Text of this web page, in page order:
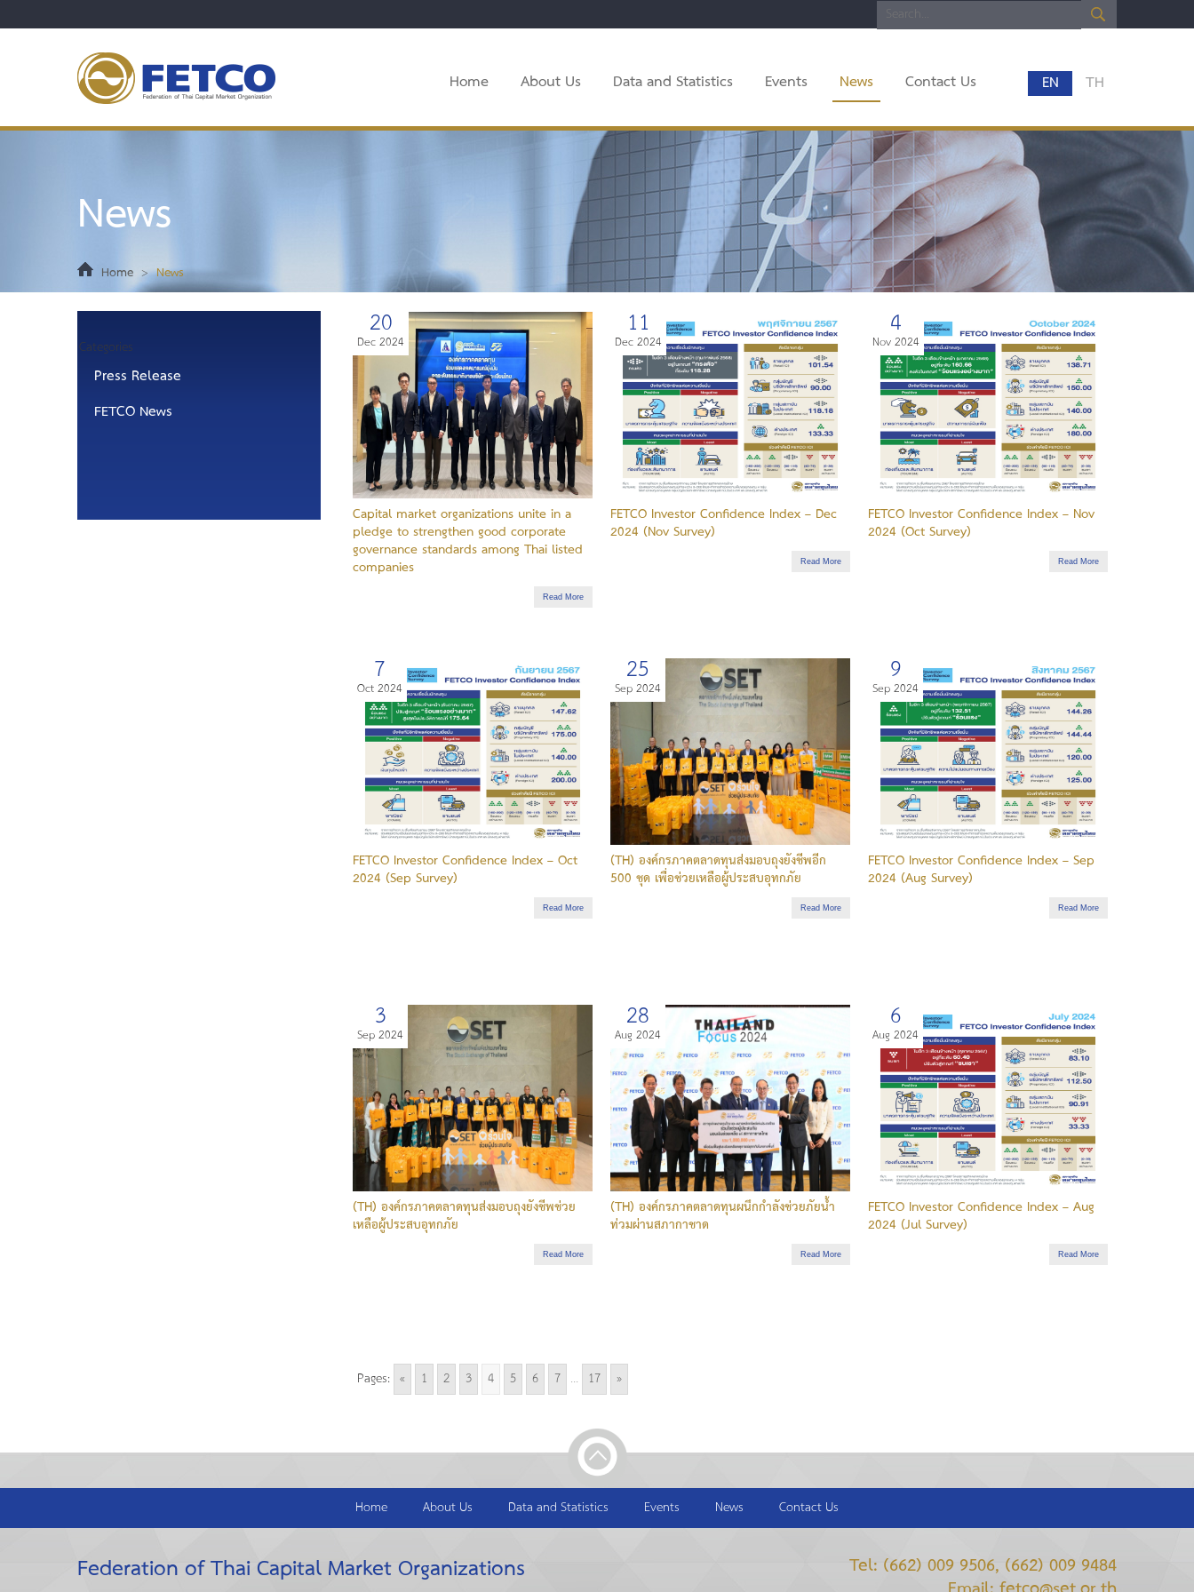
Home About Us Data and Statistics Events News Contact Us EN TH
Categories
Press Release
FETCO News
News
Home >News
20
Dec 2024
Capital market organizations unite in a
pledge to strengthen good corporate
governance standards among Thai listed
companies
Read More
11
Dec 2024
FETCO Investor Confidence Index – Dec
2024 (Nov Survey)
Read More
4
Nov 2024
FETCO Investor Confidence Index – Nov
2024 (Oct Survey)
Read More
7
Oct 2024
FETCO Investor Confidence Index – Oct
2024 (Sep Survey)
Read More
25
Sep 2024
(TH) องค์กรภาคตลาดทุนส่งมอบถุงยังชีพอีก
500 ชุด เพื่อช่วยเหลือผู้ประสบอุทกภัย
Read More
9
Sep 2024
FETCO Investor Confidence Index – Sep
2024 (Aug Survey)
Read More
3
Sep 2024
(TH) องค์กรภาคตลาดทุนส่งมอบถุงยังชีพช่วย
เหลือผู้ประสบอุทกภัย
Read More
28
Aug 2024
(TH) องค์กรภาคตลาดทุนผนึกกำลังช่วยภัยน้ำ
ท่วมผ่านสภากาชาด
Read More
6
Aug 2024
FETCO Investor Confidence Index – Aug
2024 (Jul Survey)
Read More
Pages: « 1 2 3 4 5 6 7 ... 17 »
Home About Us Data and Statistics Events News Contact Us
Federation of Thai Capital Market Organizations Tel: (662) 009 9506, (662) 009 9484